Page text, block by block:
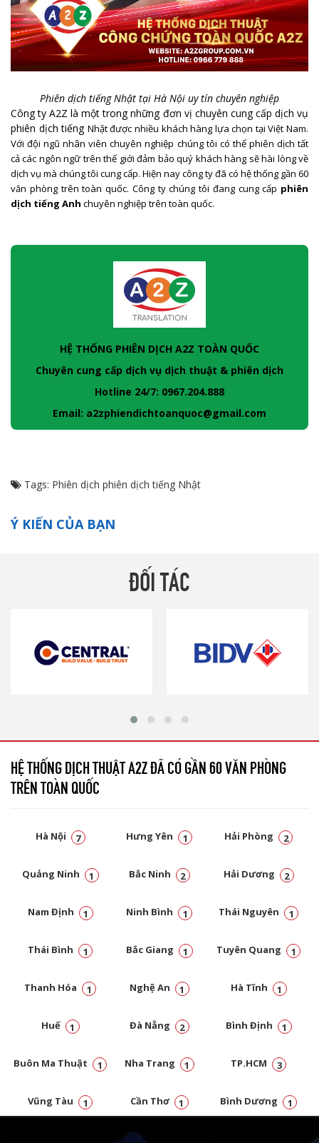
Phiên dịch tiếng Nhật tại Hà Nội uy tín chuyên nghiệp
Công ty A2Z là một trong những đơn vị chuyên cung cấp dịch vụ
phiên dịch tiếng Nhậtđược nhiều khách hàng lựa chọn tại Việt Nam.
Với đội ngũ nhân viên chuyên nghiệp chúng tôi có thể phiên dịch tất
cả các ngôn ngữ trên thế giới đảm bảo quý khách hàng sẽ hài lòng về
dịch vụ mà chúng tôi cung cấp. Hiện nay công ty đã có hệ thống gần 60
văn phòng trên toàn quốc. Công ty chúng tôi đang cung cấp phiên
dịch tiếng Anh chuyên nghiệp trên toàn quốc.
HỆ THỐNG PHIÊN DỊCH A2Z TOÀN QUỐC
Chuyên cung cấp dịch vụ dịch thuật & phiên dịch
Hotline 24/7: 0967.204.888
Email: a2zphiendichtoanquoc@gmail.com
Tags: Phiên dịch phiên dịch tiếng Nhật
Ý KIẾN CỦA BẠN
ĐỐI TÁC
HỆ THỐNG DỊCH THUẬT A2Z ĐÃ CÓ GẦN 60 VĂN PHÒNG
TRÊN TOÀN QUỐC
Hà Nội 7 Hưng Yên 1 Hải Phòng 2
Quảng Ninh 1 Bắc Ninh 2 Hải Dương 2
Nam Định 1 Ninh Bình 1 Thái Nguyên 1
Thái Bình 1 Bắc Giang 1 Tuyên Quang 1
Thanh Hóa 1 Nghệ An 1 Hà Tĩnh 1
Huế 1 Đà Nẵng 2 Bình Định 1
Buôn Ma Thuật 1 Nha Trang 1 TP.HCM 3
Vũng Tàu 1 Cần Thơ 1 Bình Dương 1